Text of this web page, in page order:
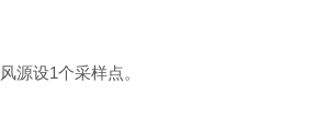
源设1个采样点。